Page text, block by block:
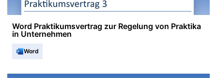
Word Praktikumsvertrag zur Regelung von Praktika
in Unternehmen
Word